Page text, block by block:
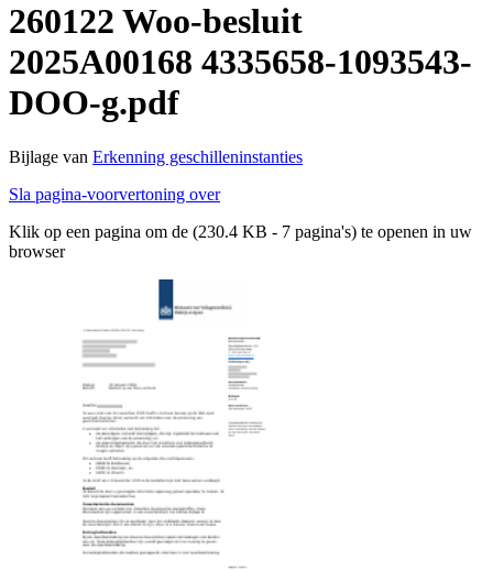
260122 Woo-besluit
2025A00168 4335658-1093543-
DOO-g.pdf
Bijlage van Erkenning geschilleninstanties
Sla pagina-voorvertoning over
Klik op een pagina om de (230.4 KB - 7 pagina's) te openen in uw
browser